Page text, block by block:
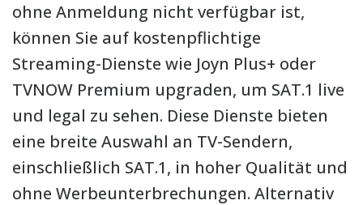
ohne Anmeldung nicht verfügbar ist,
können Sie auf kostenpflichtige
Streaming-Dienste wie Joyn Plus+ oder
TVNOW Premium upgraden, um SAT.1 live
und legal zu sehen. Diese Dienste bieten
eine breite Auswahl an TV-Sendern,
einschließlich SAT.1, in hoher Qualität und
ohne Werbeunterbrechungen. Alternativ